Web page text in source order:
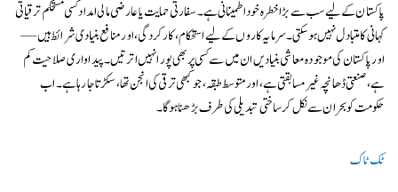
پاکستان کے لیے سب سے بڑا خطرہ خود اطمینانی ہے۔ سفارتی حمایت یا عارضی مالی امداد کسی مستحکم ترقیاتی
کہانی کا متبادل نہیں ہوسکتی۔ سرمایہ کاروں کے لیے استحکام، کارکردگی، اور منافع بنیادی شرائط ہیں —
اور پاکستان کی موجودہ معاشی بنیادیں ان میں سے کسی پر بھی پورا نہیں اترتیں۔ پیداواری صلاحیت کم
ہے، صنعتی ڈھانچہ غیر مسابقتی ہے، اور متوسط طبقہ، جو کبھی ترقی کی انجن تھا، سکڑتا جا رہا ہے۔ اب
حکومت کو بحران سے نکل کر ساختی تبدیلی کی طرف بڑھنا ہوگا۔
ٹک ٹاک